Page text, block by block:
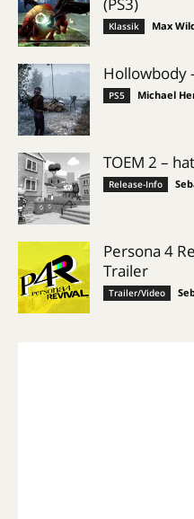
Klassik Max
Hollowbody
PS5 Michael
TOEM 2 –
Release-Info
Persona 4
Trailer
Trailer/Video